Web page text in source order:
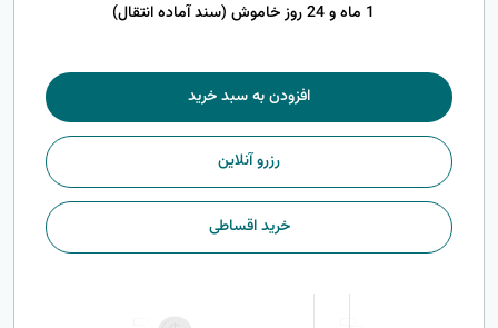
1 ماه و 24 روز خاموش (سند آماده انتقال)
افزودن به سبد خرید
رزرو آنلاین
خرید اقساطی